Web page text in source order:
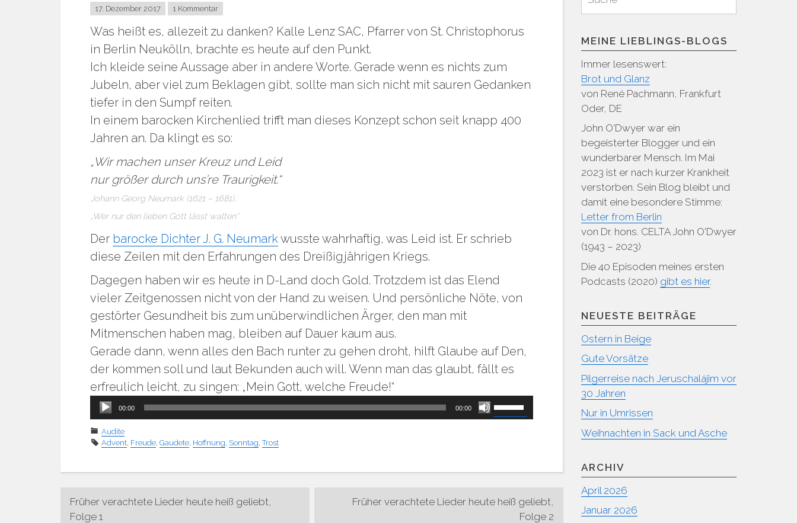
17. Dezember 2017 1 Kommentar
Was heißt es, allezeit zu danken? Kalle Lenz SAC, Pfarrer von St. Christophorus
in Berlin Neukölln, brachte es heute auf den Punkt.
Ich kleide seine Aussage aber in andere Worte. Gerade wenn es nichts zum
Jubeln, aber viel zum Beklagen gibt, sollte man sich nicht mit sauren Gedanken
tiefer in den Sumpf reiten.
In einem barocken Kirchenlied trifft man dieses Konzept schon seit knapp 400
Jahren an. Da klingt es so:
„Wir machen unser Kreuz und Leid
nur größer durch uns’re Traurigkeit.“
Johann Georg Neumark (1621 – 1681),
„Wer nur den lieben Gott lässt walten“
Der barocke Dichter J. G. Neumarkwusste wahrhaftig, was Leid ist. Er schrieb
diese Zeilen mit den Erfahrungen des Dreißigjährigen Kriegs.
Dagegen haben wir es heute in D-Land doch Gold. Trotzdem ist das Elend
vieler Zeitgenossen nicht von der Hand zu weisen. Und persönliche Nöte, von
gestörter Gesundheit bis zum unüberwindlichen Ärger, den man mit
Mitmenschen haben mag, bleiben auf Dauer kaum aus.
Gerade dann, wenn alles den Bach runter zu gehen droht, hilft Glaube auf Den,
der kommen soll und laut Bekunden auch will. Wenn man das glaubt, fällt es
erfreulich leicht, zu singen: „Mein Gott, welche Freude!“
Audio-
Player
00:00 00:00
Pfeiltasten
Hoch/Runter
die
Audite
Advent Freude Gaudete Hoffnung Sonntag ,Trost
Beitragsnavigation
Früher verachtete Lieder heute heiß geliebt,
Folge 1
Früher verachtete Lieder heute heiß geliebt,
Folge 2
für:
MEINE LIEBLINGS-BLOGS
Immer lesenswert:
Brot und Glanz
von René Pachmann, Frankfurt
Oder, DE
John O'Dwyer war ein
begeisterter Blogger und ein
wunderbarer Mensch. Im Mai
2023 ist er nach kurzer Krankheit
verstorben. Sein Blog bleibt und
damit eine besondere Stimme:
Letter from Berlin
von Dr. hons. CELTA John O'Dwyer
(1943 – 2023)
Die 40 Episoden meines ersten
Podcasts (2020) gibt es hier.
NEUESTE BEITRÄGE
Ostern in Beige
Gute Vorsätze
Pilgerreise nach Jeruschalájim vor
30 Jahren
Nur in Umrissen
Weihnachten in Sack und Asche
ARCHIV
April 2026
Januar 2026